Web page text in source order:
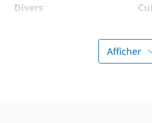
Divers
Afficher